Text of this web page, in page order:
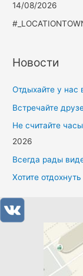
14/08/2026
Новости
Отдыхайте у нас
Встречайте
Не считайте
2026
Всегда рады
Хотите